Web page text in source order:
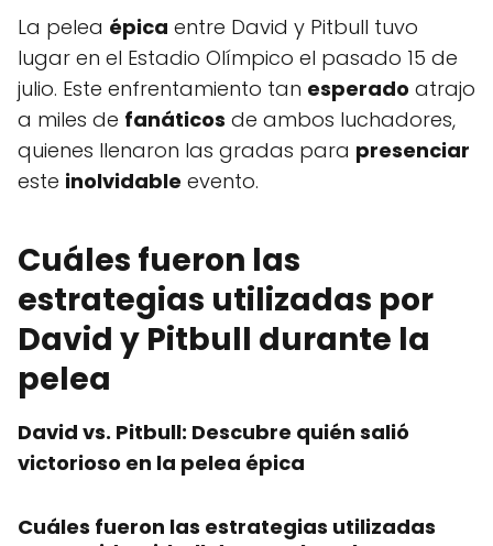
La pelea épica entre David y Pitbull tuvo
lugar en el Estadio Olímpico el pasado 15 de
julio. Este enfrentamiento tan esperado atrajo
a miles de fanáticos de ambos luchadores,
quienes llenaron las gradas para presenciar
este inolvidable evento.
Cuáles fueron las
estrategias utilizadas por
David y Pitbull durante la
pelea
David vs. Pitbull: Descubre quién salió
victorioso en la pelea épica
Cuáles fueron las estrategias utilizadas